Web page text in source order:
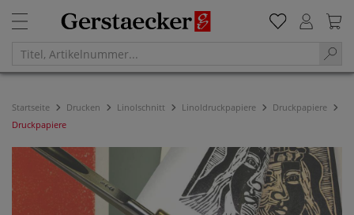
Startseite Drucken Linolschnitt Linoldruckpapiere
Druckpapiere
Druckpapiere